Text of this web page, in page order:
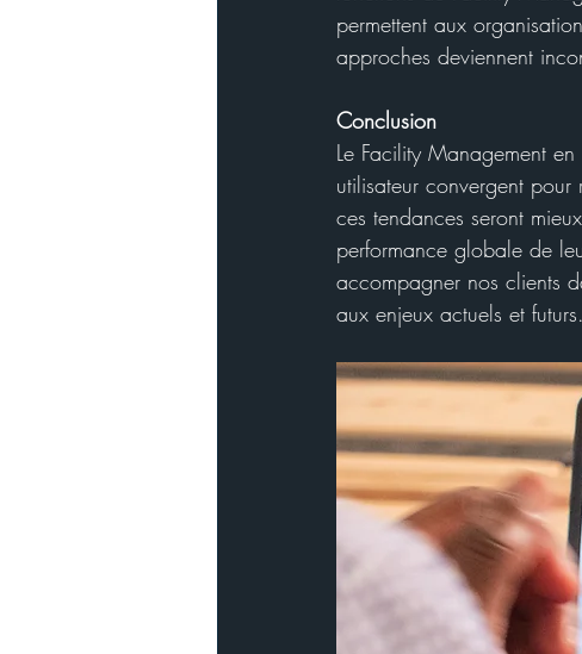
permettent aux
approches deviennent
Conclusion
Le Facility Management
utilisateur convergent pour
ces tendances seront
performance globale de
accompagner nos clients
aux enjeux actuels et futurs.